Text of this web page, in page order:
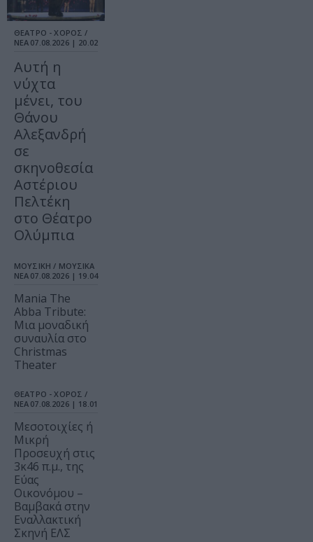
ΘΕΑΤΡΟ - ΧΟΡΟΣ /
ΝΕΑ 07.08.2026 | 20.02
Αυτή η
νύχτα
μένει, του
Θάνου
Αλεξανδρή
σε
σκηνοθεσία
Αστέριου
Πελτέκη
στο Θέατρο
Ολύμπια
ΜΟΥΣΙΚΗ / ΜΟΥΣΙΚΑ
ΝΕΑ 07.08.2026 | 19.04
Mania The
Abba Tribute:
Μια μοναδική
συναυλία στο
Christmas
Theater
ΘΕΑΤΡΟ - ΧΟΡΟΣ /
ΝΕΑ 07.08.2026 | 18.01
Μεσοτοιχίες ή
Μικρή
Προσευχή στις
3κ46 π.μ., της
Εύας
Οικονόμου –
Βαμβακά στην
Εναλλακτική
Σκηνή ΕΛΣ